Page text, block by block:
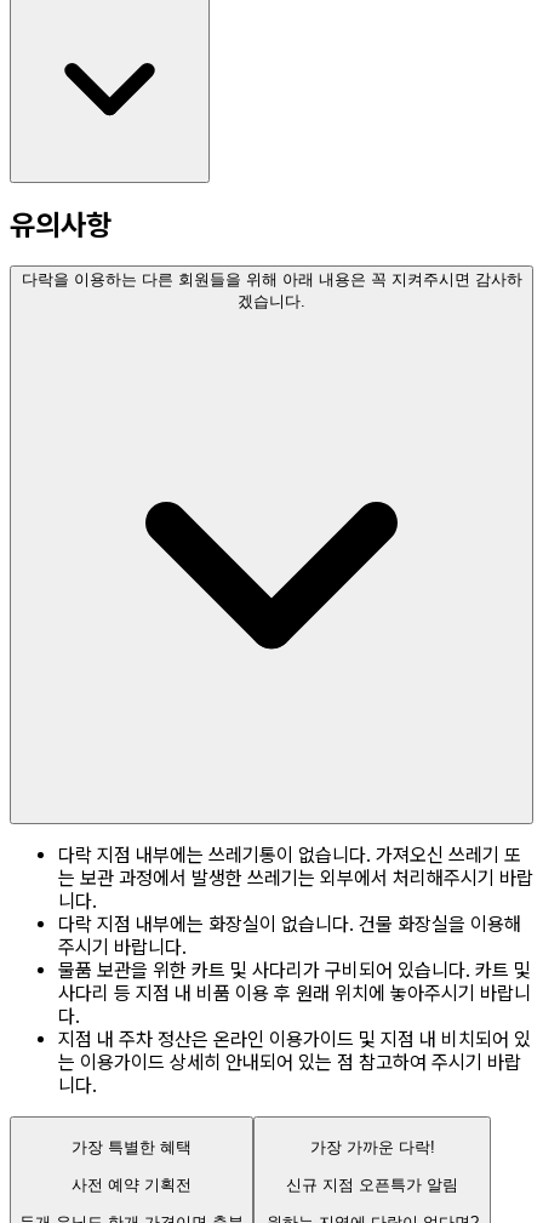
유의사항
다락을 이용하는 다른 회원들을 위해 아래 내용은 꼭 지켜주시면 감사하
겠습니다.
다락 지점 내부에는 쓰레기통이 없습니다. 가져오신 쓰레기 또
는 보관 과정에서 발생한 쓰레기는 외부에서 처리해주시기 바랍
니다.
다락 지점 내부에는 화장실이 없습니다. 건물 화장실을 이용해
주시기 바랍니다.
물품 보관을 위한 카트 및 사다리가 구비되어 있습니다. 카트 및
사다리 등 지점 내 비품 이용 후 원래 위치에 놓아주시기 바랍니
다.
지점 내 주차 정산은 온라인 이용가이드 및 지점 내 비치되어 있
는 이용가이드 상세히 안내되어 있는 점 참고하여 주시기 바랍
니다.
가장 특별한 혜택
사전 예약 기획전
가장 가까운 다락!
신규 지점 오픈특가 알림